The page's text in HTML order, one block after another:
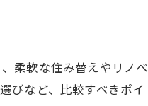
柔軟な住み替えやリノベ
びなど、比較すべきポイ